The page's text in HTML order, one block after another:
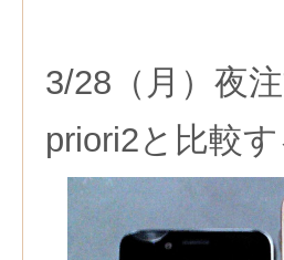
3/28（月）夜
priori2と比較